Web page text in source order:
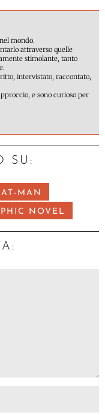
mondo.
attraverso quelle
stimolante, tanto
intervistato, raccontato,
e sono curioso per
SU:
MAN
NOVEL